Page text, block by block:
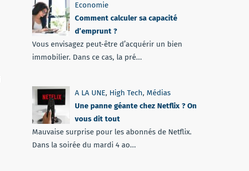
Economie
Comment calculer sa capacité
d’emprunt ?
Vous envisagez peut-être d’acquérir un bien
immobilier. Dans ce cas, la pré...
A LA UNE, High Tech, Médias
Une panne géante chez Netflix ? On
vous dit tout
Mauvaise surprise pour les abonnés de Netflix.
Dans la soirée du mardi 4 ao...